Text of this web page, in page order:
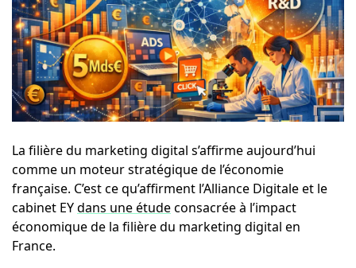
La filière du marketing digital s’affirme aujourd’hui
comme un moteur stratégique de l’économie
française. C’est ce qu’affirment l’Alliance Digitale et le
cabinet EYdans une étudeconsacrée à l’impact
économique de la filière du marketing digital en
France.